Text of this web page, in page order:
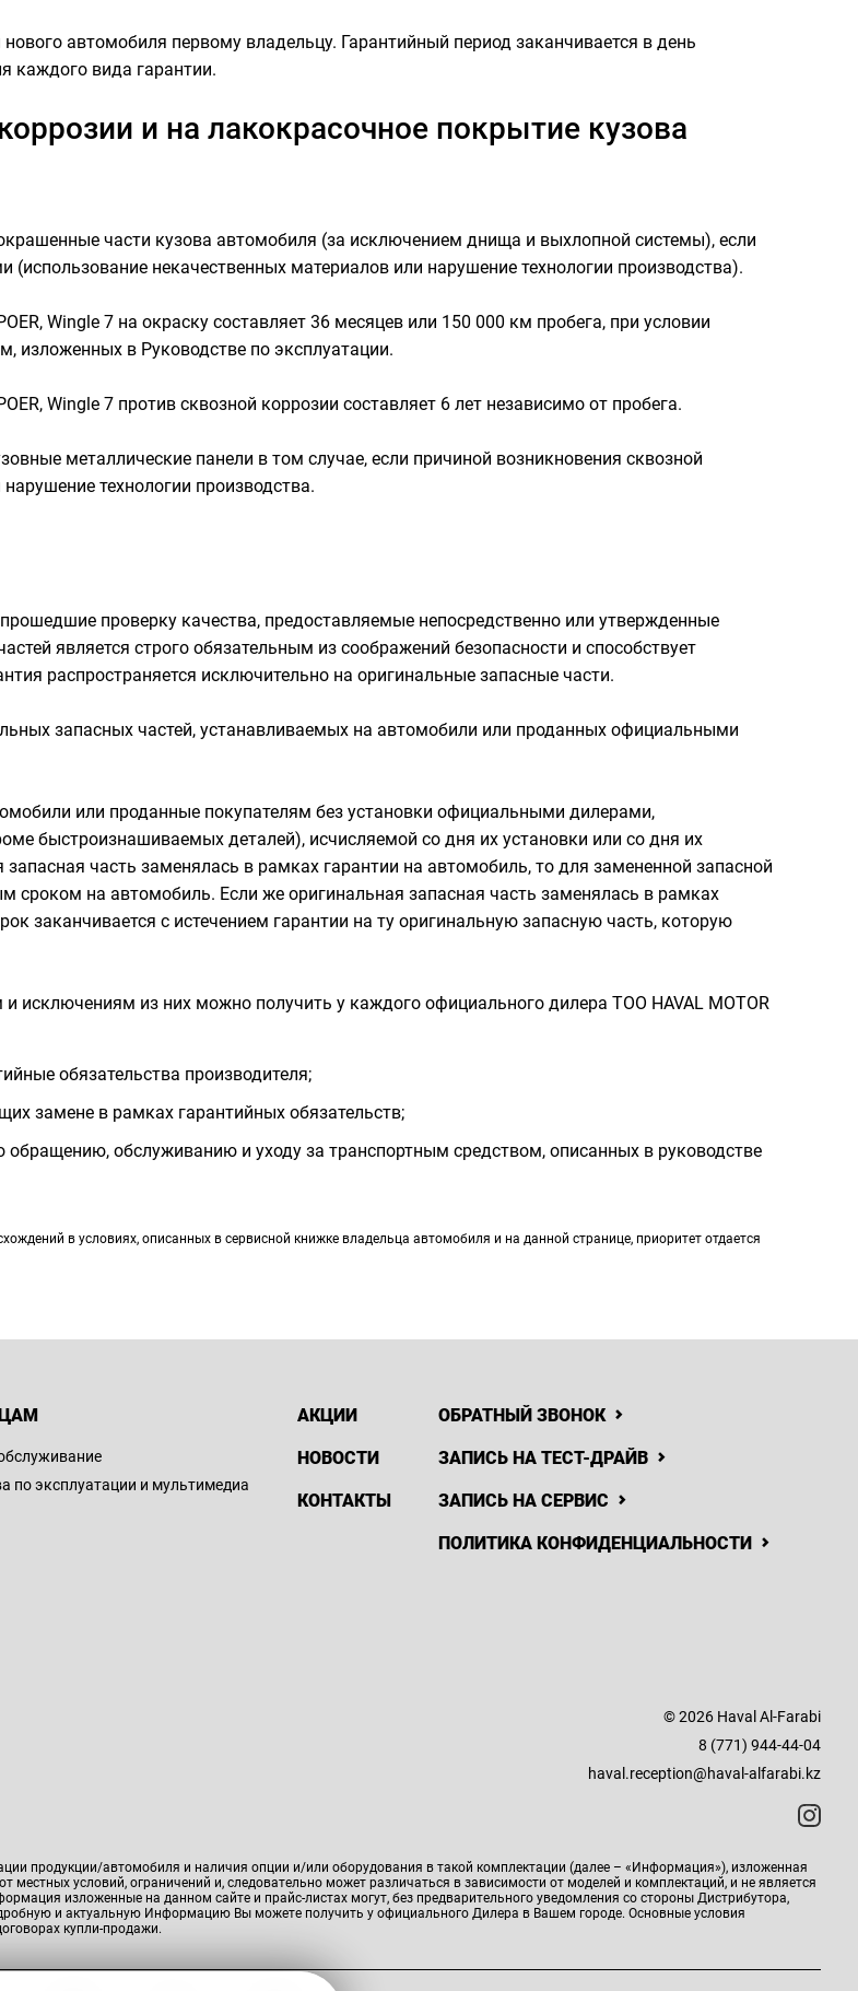
автомобиля первому владельцу. Гарантийный период заканчивается в день
каждого вида гарантии.
и на лакокрасочное покрытие кузова
части кузова автомобиля (за исключением днища и выхлопной системы), если
некачественных материалов или нарушение технологии производства).
Wingle 7 на окраску составляет 36 месяцев или 150 000 км пробега, при условии
изложенных в Руководстве по эксплуатации.
Wingle 7 против сквозной коррозии составляет 6 лет независимо от пробега.
металлические панели в том случае, если причиной возникновения сквозной
технологии производства.
проверку качества, предоставляемые непосредственно или утвержденные
является строго обязательным из соображений безопасности и способствует
распространяется исключительно на оригинальные запасные части.
запасных частей, устанавливаемых на автомобили или проданных официальными
или проданные покупателям без установки официальными дилерами,
быстроизнашиваемых деталей), исчисляемой со дня их установки или со дня их
часть заменялась в рамках гарантии на автомобиль, то для замененной запасной
сроком на автомобиль. Если же оригинальная запасная часть заменялась в рамках
заканчивается с истечением гарантии на ту оригинальную запасную часть, которую
исключениям из них можно получить у каждого официального дилера ТОО HAVAL MOTOR
обязательства производителя;
замене в рамках гарантийных обязательств;
обслуживанию и уходу за транспортным средством, описанных в руководстве
в условиях, описанных в сервисной книжке владельца автомобиля и на данной странице, приоритет отдается
по эксплуатации и мультимедиа
АКЦИИ
НОВОСТИ
КОНТАКТЫ
ОБРАТНЫЙ ЗВОНОК
ЗАПИСЬ НА ТЕСТ-ДРАЙВ
ЗАПИСЬ НА СЕРВИС
ПОЛИТИКА КОНФИДЕНЦИАЛЬНОСТИ
© 2026 Haval Al-Farabi
8 (771) 944-44-04
haval.reception@haval-alfarabi.kz
продукции/автомобиля и наличия опции и/или оборудования в такой комплектации (далее – «Информация»), изложенная
условий, ограничений и, следовательно может различаться в зависимости от моделей и комплектаций, и не является
изложенные на данном сайте и прайс-листах могут, без предварительного уведомления со стороны Дистрибутора,
и актуальную Информацию Вы можете получить у официального Дилера в Вашем городе. Основные условия
купли-продажи.
УСЛОВИЯ